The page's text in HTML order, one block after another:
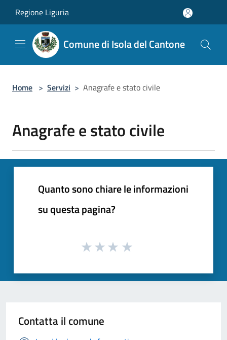
Regione Liguria
Comune di Isola del Cantone
Home > Servizi > Anagrafe e stato civile
Anagrafe e stato civile
Quanto sono chiare le informazioni
su questa pagina?
Contatta il comune